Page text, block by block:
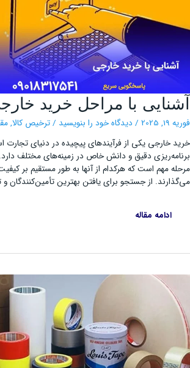
با مراحل خرید خارجی
/دیدگاه‌ خود را بنویسید/ترخیص کالا ,
خارجی یکی از فرآیندهای پیچیده در دنیای تجارت است
دقیق و دانش خاص در زمینه‌های مختلف دارد.
مهم است که هرکدام از آنها به طور مستقیم بر کیفیت
از جستجو برای یافتن بهترین تأمین‌کنندگان و
آشنایی
با
مراحل
خرید
خارجی
ادامه مقاله